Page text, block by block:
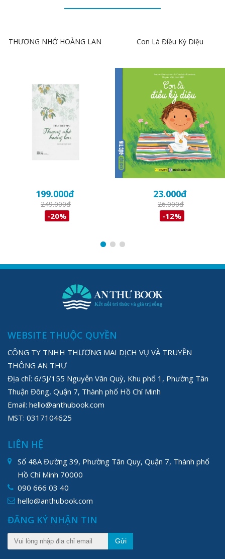
THƯƠNG NHỚ HOÀNG LAN
199.000đ
249.000đ
-20%
Con Là Điều Kỳ Diệu
23.000đ
26.000đ
-12%
WEBSITE THUỘC QUYỀN
CÔNG TY TNHH THƯƠNG MAI DỊCH VỤ VÀ TRUYỀN
THÔNG AN THƯ
Địa chỉ: 6/5J/155 Nguyễn Văn Quỳ, Khu phố 1, Phường Tân
Thuận Đông, Quận 7, Thành phố Hồ Chí Minh
Email: hello@anthubook.com
MST: 0317104625
LIÊN HỆ
Số 48A Đường 39, Phường Tân Quy, Quận 7, Thành phố
Hồ Chí Minh 70000
090 666 03 40
hello@anthubook.com
ĐĂNG KÝ NHẬN TIN
Gửi